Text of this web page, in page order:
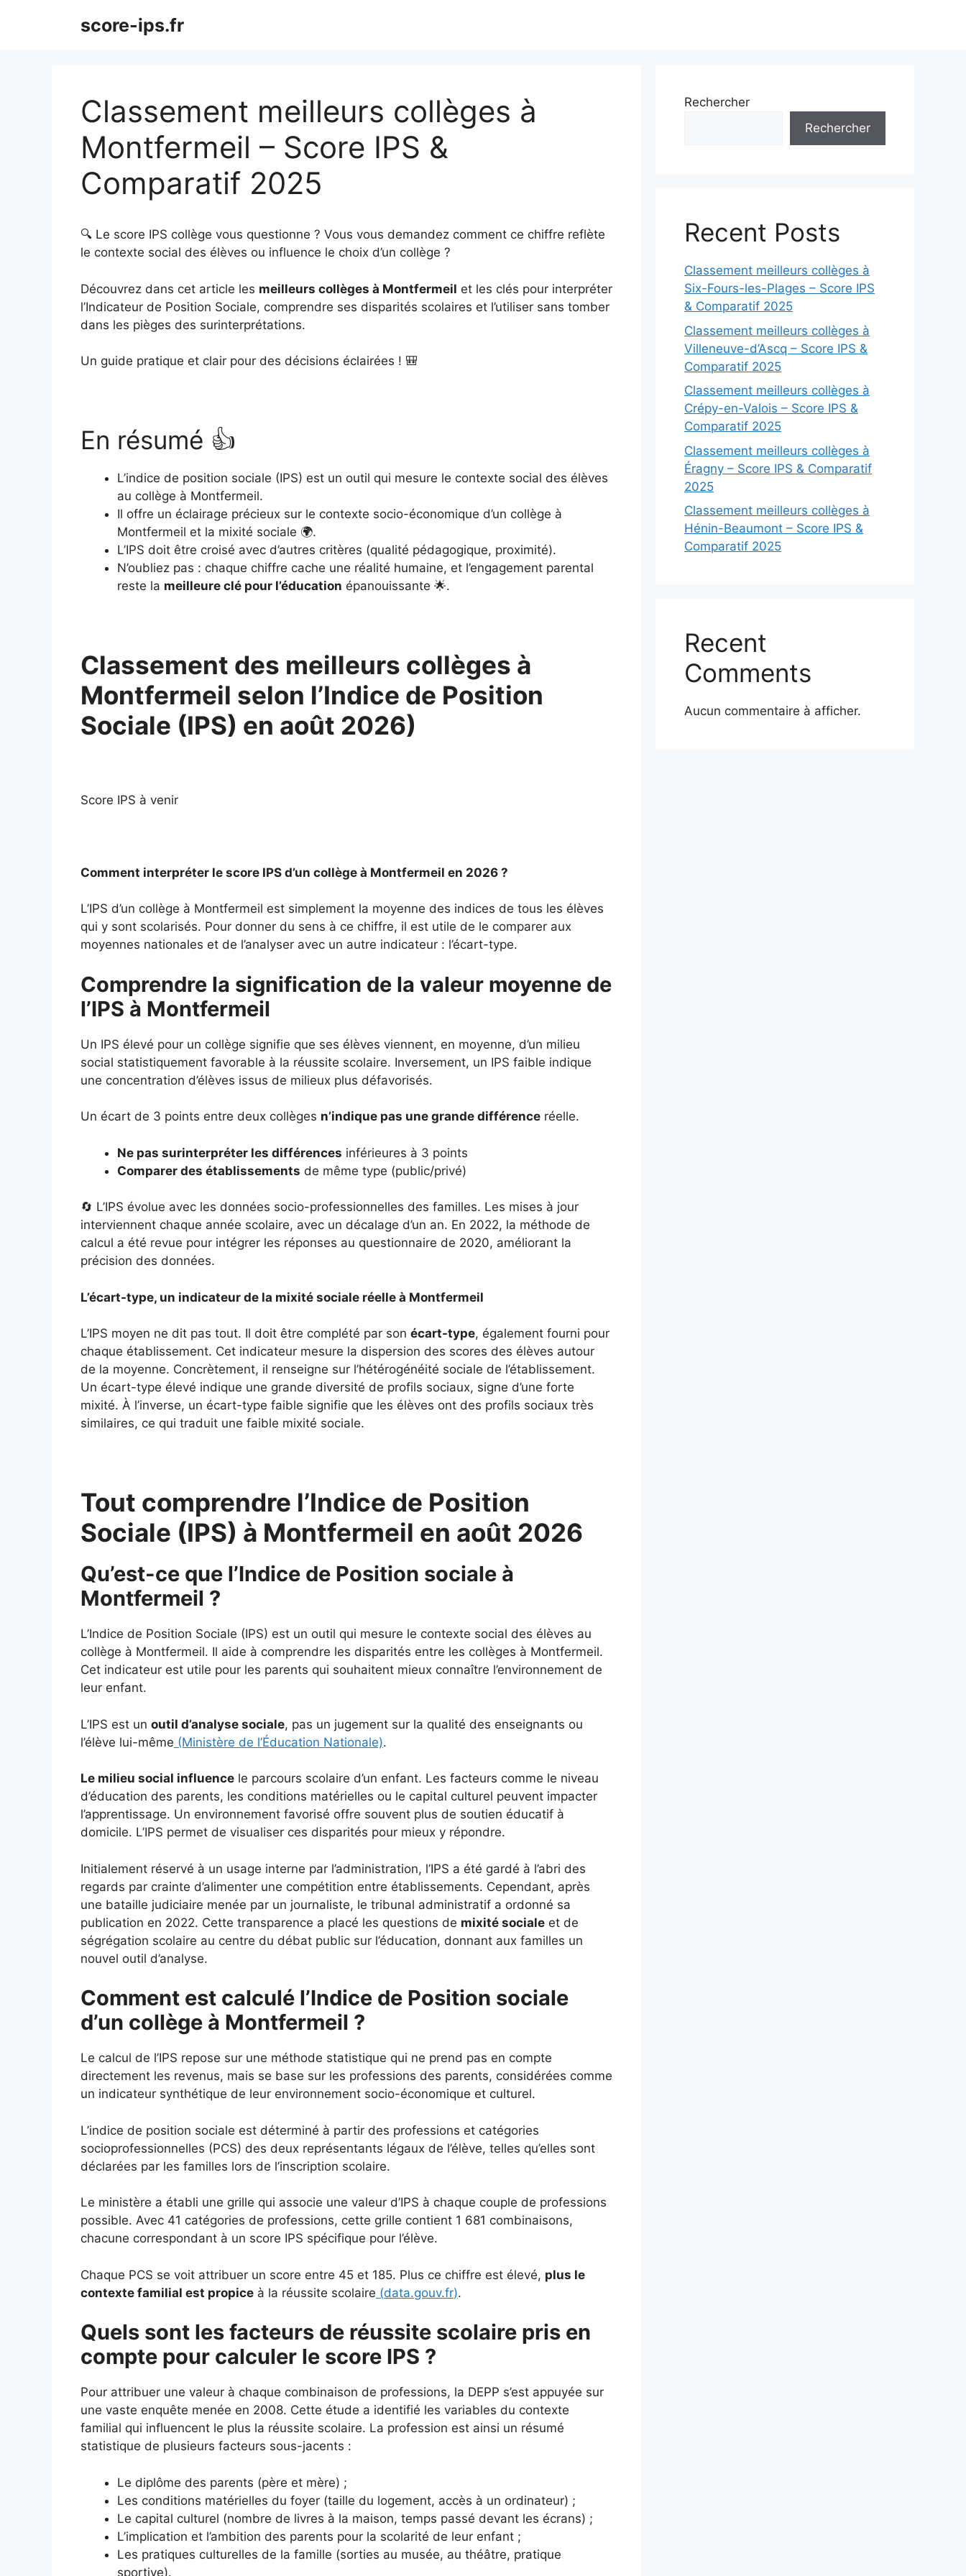
score-ips.fr
Classement meilleurs collèges à
Montfermeil – Score IPS &
Comparatif 2025
🔍 Le score IPS collège vous questionne ? Vous vous demandez comment ce chiffre reflète
le contexte social des élèves ou influence le choix d’un collège ?
Découvrez dans cet article les meilleurs collèges à Montfermeil et les clés pour interpréter
l’Indicateur de Position Sociale, comprendre ses disparités scolaires et l’utiliser sans tomber
dans les pièges des surinterprétations.
Un guide pratique et clair pour des décisions éclairées ! 🎒
En résumé 👍
L’indice de position sociale (IPS) est un outil qui mesure le contexte social des élèves
au collège à Montfermeil.
Il offre un éclairage précieux sur le contexte socio-économique d’un collège à
Montfermeil et la mixité sociale 🌍.
L’IPS doit être croisé avec d’autres critères (qualité pédagogique, proximité).
N’oubliez pas : chaque chiffre cache une réalité humaine, et l’engagement parental
reste la meilleure clé pour l’éducation épanouissante 🌟.
Classement des meilleurs collèges à
Montfermeil selon l’Indice de Position
Sociale (IPS) en août 2026)
Score IPS à venir
Comment interpréter le score IPS d’un collège à Montfermeil en 2026 ?
L’IPS d’un collège à Montfermeil est simplement la moyenne des indices de tous les élèves
qui y sont scolarisés. Pour donner du sens à ce chiffre, il est utile de le comparer aux
moyennes nationales et de l’analyser avec un autre indicateur : l’écart-type.
Comprendre la signification de la valeur moyenne de
l’IPS à Montfermeil
Un IPS élevé pour un collège signifie que ses élèves viennent, en moyenne, d’un milieu
social statistiquement favorable à la réussite scolaire. Inversement, un IPS faible indique
une concentration d’élèves issus de milieux plus défavorisés.
Un écart de 3 points entre deux collèges n’indique pas une grande différence réelle.
Ne pas surinterpréter les différences inférieures à 3 points
Comparer des établissements de même type (public/privé)
🔄 L’IPS évolue avec les données socio-professionnelles des familles. Les mises à jour
interviennent chaque année scolaire, avec un décalage d’un an. En 2022, la méthode de
calcul a été revue pour intégrer les réponses au questionnaire de 2020, améliorant la
précision des données.
L’écart-type, un indicateur de la mixité sociale réelle à Montfermeil
L’IPS moyen ne dit pas tout. Il doit être complété par son écart-type, également fourni pour
chaque établissement. Cet indicateur mesure la dispersion des scores des élèves autour
de la moyenne. Concrètement, il renseigne sur l’hétérogénéité sociale de l’établissement.
Un écart-type élevé indique une grande diversité de profils sociaux, signe d’une forte
mixité. À l’inverse, un écart-type faible signifie que les élèves ont des profils sociaux très
similaires, ce qui traduit une faible mixité sociale.
Tout comprendre l’Indice de Position
Sociale (IPS) à Montfermeil en août 2026
Qu’est-ce que l’Indice de Position sociale à
Montfermeil ?
L’Indice de Position Sociale (IPS) est un outil qui mesure le contexte social des élèves au
collège à Montfermeil. Il aide à comprendre les disparités entre les collèges à Montfermeil.
Cet indicateur est utile pour les parents qui souhaitent mieux connaître l’environnement de
leur enfant.
L’IPS est un outil d’analyse sociale, pas un jugement sur la qualité des enseignants ou
l’élève lui-même (Ministère de l’Éducation Nationale).
Le milieu social influence le parcours scolaire d’un enfant. Les facteurs comme le niveau
d’éducation des parents, les conditions matérielles ou le capital culturel peuvent impacter
l’apprentissage. Un environnement favorisé offre souvent plus de soutien éducatif à
domicile. L’IPS permet de visualiser ces disparités pour mieux y répondre.
Initialement réservé à un usage interne par l’administration, l’IPS a été gardé à l’abri des
regards par crainte d’alimenter une compétition entre établissements. Cependant, après
une bataille judiciaire menée par un journaliste, le tribunal administratif a ordonné sa
publication en 2022. Cette transparence a placé les questions de mixité sociale et de
ségrégation scolaire au centre du débat public sur l’éducation, donnant aux familles un
nouvel outil d’analyse.
Comment est calculé l’Indice de Position sociale
d’un collège à Montfermeil ?
Le calcul de l’IPS repose sur une méthode statistique qui ne prend pas en compte
directement les revenus, mais se base sur les professions des parents, considérées comme
un indicateur synthétique de leur environnement socio-économique et culturel.
L’indice de position sociale est déterminé à partir des professions et catégories
socioprofessionnelles (PCS) des deux représentants légaux de l’élève, telles qu’elles sont
déclarées par les familles lors de l’inscription scolaire.
Le ministère a établi une grille qui associe une valeur d’IPS à chaque couple de professions
possible. Avec 41 catégories de professions, cette grille contient 1 681 combinaisons,
chacune correspondant à un score IPS spécifique pour l’élève.
Chaque PCS se voit attribuer un score entre 45 et 185. Plus ce chiffre est élevé, plus le
contexte familial est propice à la réussite scolaire (data.gouv.fr).
Quels sont les facteurs de réussite scolaire pris en
compte pour calculer le score IPS ?
Pour attribuer une valeur à chaque combinaison de professions, la DEPP s’est appuyée sur
une vaste enquête menée en 2008. Cette étude a identifié les variables du contexte
familial qui influencent le plus la réussite scolaire. La profession est ainsi un résumé
statistique de plusieurs facteurs sous-jacents :
Le diplôme des parents (père et mère) ;
Les conditions matérielles du foyer (taille du logement, accès à un ordinateur) ;
Le capital culturel (nombre de livres à la maison, temps passé devant les écrans) ;
L’implication et l’ambition des parents pour la scolarité de leur enfant ;
Les pratiques culturelles de la famille (sorties au musée, au théâtre, pratique
sportive).
Rechercher
Rechercher
Recent Posts
Classement meilleurs collèges à
Six-Fours-les-Plages – Score IPS
& Comparatif 2025
Classement meilleurs collèges à
Villeneuve-d’Ascq – Score IPS &
Comparatif 2025
Classement meilleurs collèges à
Crépy-en-Valois – Score IPS &
Comparatif 2025
Classement meilleurs collèges à
Éragny – Score IPS & Comparatif
2025
Classement meilleurs collèges à
Hénin-Beaumont – Score IPS &
Comparatif 2025
Recent
Comments
Aucun commentaire à afficher.